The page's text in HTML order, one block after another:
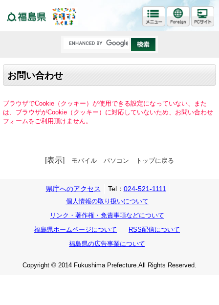
お問い合わせ
ブラウザでCookie（クッキー）が使用できる設定になっていない、また
は、ブラウザがCookie（クッキー）に対応していないため、お問い合わせ
フォームをご利用頂けません。
[表示] モバイル パソコン トップに戻る
県庁へのアクセス Tel： 024-521-1111
個人情報の取り扱いについて
リンク・著作権・免責事項などについて
福島県ホームページについて
RSS配信について
福島県の広告事業について
Copyright © 2014 Fukushima Prefecture.All Rights Reserved.